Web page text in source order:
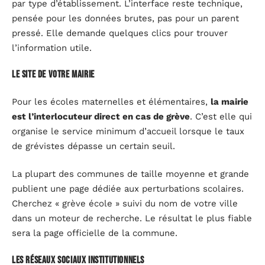
par type d’établissement. L’interface reste technique,
pensée pour les données brutes, pas pour un parent
pressé. Elle demande quelques clics pour trouver
l’information utile.
Le site de votre mairie
Pour les écoles maternelles et élémentaires, la mairie
est l’interlocuteur direct en cas de grève. C’est elle qui
organise le service minimum d’accueil lorsque le taux
de grévistes dépasse un certain seuil.
La plupart des communes de taille moyenne et grande
publient une page dédiée aux perturbations scolaires.
Cherchez « grève école » suivi du nom de votre ville
dans un moteur de recherche. Le résultat le plus fiable
sera la page officielle de la commune.
Les réseaux sociaux institutionnels